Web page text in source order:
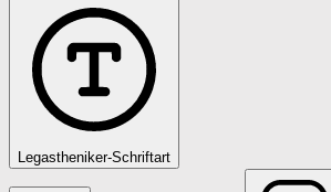
Legastheniker-Schriftart